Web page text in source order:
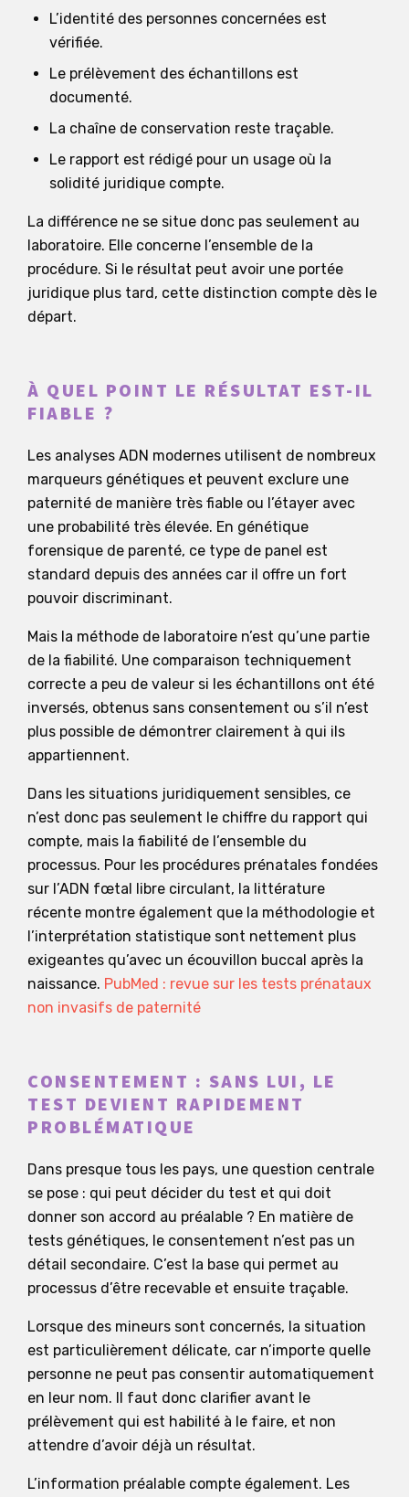
L’identité des personnes concernées est
vérifiée.
Le prélèvement des échantillons est
documenté.
La chaîne de conservation reste traçable.
Le rapport est rédigé pour un usage où la
solidité juridique compte.
La différence ne se situe donc pas seulement au
laboratoire. Elle concerne l’ensemble de la
procédure. Si le résultat peut avoir une portée
juridique plus tard, cette distinction compte dès le
départ.
À QUEL POINT LE RÉSULTAT EST-IL
FIABLE ?
Les analyses ADN modernes utilisent de nombreux
marqueurs génétiques et peuvent exclure une
paternité de manière très fiable ou l’étayer avec
une probabilité très élevée. En génétique
forensique de parenté, ce type de panel est
standard depuis des années car il offre un fort
pouvoir discriminant.
Mais la méthode de laboratoire n’est qu’une partie
de la fiabilité. Une comparaison techniquement
correcte a peu de valeur si les échantillons ont été
inversés, obtenus sans consentement ou s’il n’est
plus possible de démontrer clairement à qui ils
appartiennent.
Dans les situations juridiquement sensibles, ce
n’est donc pas seulement le chiffre du rapport qui
compte, mais la fiabilité de l’ensemble du
processus. Pour les procédures prénatales fondées
sur l’ADN fœtal libre circulant, la littérature
récente montre également que la méthodologie et
l’interprétation statistique sont nettement plus
exigeantes qu’avec un écouvillon buccal après la
naissance. PubMed : revue sur les tests prénataux
non invasifs de paternité
CONSENTEMENT : SANS LUI, LE
TEST DEVIENT RAPIDEMENT
PROBLÉMATIQUE
Dans presque tous les pays, une question centrale
se pose : qui peut décider du test et qui doit
donner son accord au préalable ? En matière de
tests génétiques, le consentement n’est pas un
détail secondaire. C’est la base qui permet au
processus d’être recevable et ensuite traçable.
Lorsque des mineurs sont concernés, la situation
est particulièrement délicate, car n’importe quelle
personne ne peut pas consentir automatiquement
en leur nom. Il faut donc clarifier avant le
prélèvement qui est habilité à le faire, et non
attendre d’avoir déjà un résultat.
L’information préalable compte également. Les